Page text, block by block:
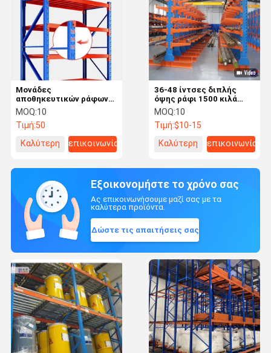
Μονάδες
αποθηκευτικών ράφων
μεσαίου φορτίου
MOQ:10
Τιμή:50
Καλύτερη
επικοινωνία
36-48 ίντσες διπλής
όψης ράφι 1500 κιλά
φορτίο για βαριά
αποθήκευση
MOQ:10
Τιμή:$10-15
Καλύτερη
επικοινωνία
Εξοικονομήστε το χρόνο σας
Ας επικοινωνήσουμε μαζί σας με τα
καλύτερα προϊόντα.
Δώστε τις απαιτήσεις σας